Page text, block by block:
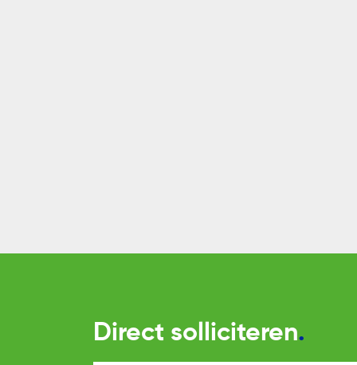
Direct solliciteren